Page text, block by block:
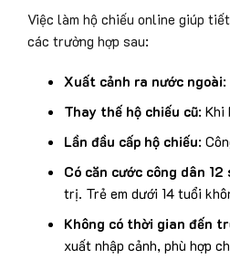
Việc làm hộ chiếu online giúp
các trường hợp sau:
Xuất cảnh ra nước ngoài
Thay thế hộ chiếu cũ: Khi
Lần đầu cấp hộ chiếu:
Có căn cước công dân 12
trị. Trẻ em dưới 14 tuổi
Không có thời gian đến
xuất nhập cảnh, phù hợp